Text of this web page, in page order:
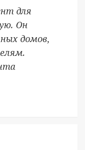
для
Он
домов,